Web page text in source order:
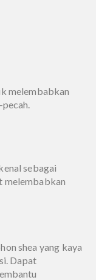
melembabkan
sebagai
melembabkan
shea yang kaya
Dapat